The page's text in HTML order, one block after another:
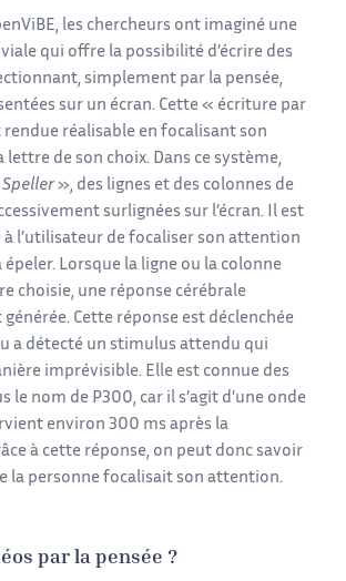
les chercheurs ont imaginé une
qui offre la possibilité d’écrire des
simplement par la pensée,
sur un écran. Cette « écriture par
rendue réalisable en focalisant son
de son choix. Dans ce système,
», des lignes et des colonnes de
surlignées sur l’écran. Il est
à l’utilisateur de focaliser son attention
Lorsque la ligne ou la colonne
choisie, une réponse cérébrale
Cette réponse est déclenchée
a détecté un stimulus attendu qui
imprévisible. Elle est connue des
le nom de P300, car il s’agit d’une onde
environ 300 ms après la
à cette réponse, on peut donc savoir
la personne focalisait son attention.
par la pensée ?